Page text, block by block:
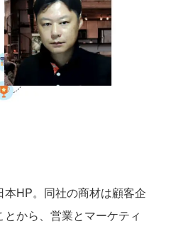
HP。同社の商材は顧客企
から、営業とマーケティ